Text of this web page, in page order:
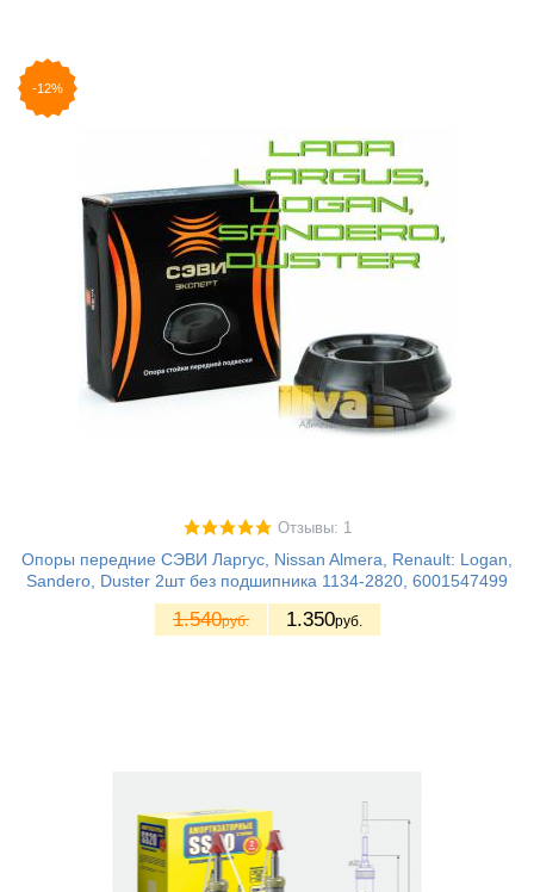
-12%
Отзывы: 1
Опоры передние СЭВИ Ларгус, Nissan Almera, Renault: Logan,
Sandero, Duster 2шт без подшипника 1134-2820, 6001547499
1.540руб. 1.350руб.